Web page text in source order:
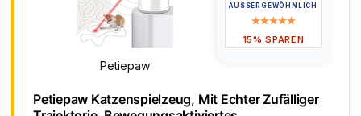
AUSSERGEWÖHNLICH
15% SPAREN
Petiepaw
Petiepaw Katzenspielzeug, Mit Echter Zufälliger